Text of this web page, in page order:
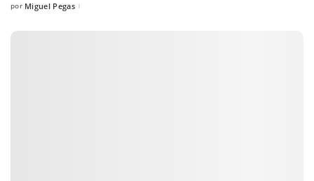
Posted
por Miguel Pegas